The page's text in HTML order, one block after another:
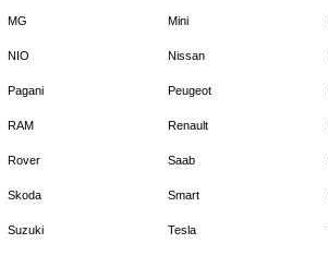
MG Mini
NIO Nissan
Pagani Peugeot
RAM Renault
Rover Saab
Skoda Smart
Suzuki Tesla